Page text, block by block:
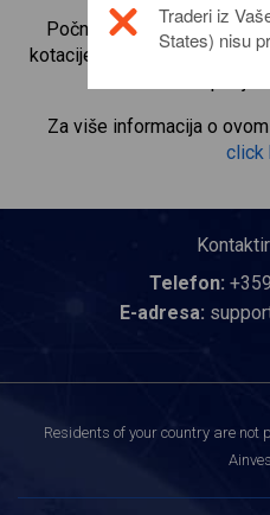
Počnite trgovati CFD-
kotacije u stvarnom
Za više informacija o
click
Telefon:
E-adresa:
Residents of your country are
Traderi iz
States) nisu